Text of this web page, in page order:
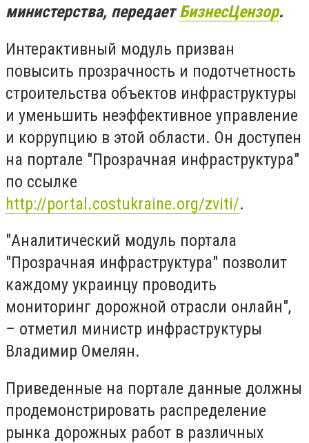
министерства, передаетБизнесЦензор.
Интерактивный модуль призван
повысить прозрачность и подотчетность
строительства объектов инфраструктуры
и уменьшить неэффективное управление
и коррупцию в этой области. Он доступен
на портале "Прозрачная инфраструктура"
по ссылке
http://portal.costukraine.org/zviti/.
"Аналитический модуль портала
"Прозрачная инфраструктура" позволит
каждому украинцу проводить
мониторинг дорожной отрасли онлайн",
– отметил министр инфраструктуры
Владимир Омелян.
Приведенные на портале данные должны
продемонстрировать распределение
рынка дорожных работ в различных